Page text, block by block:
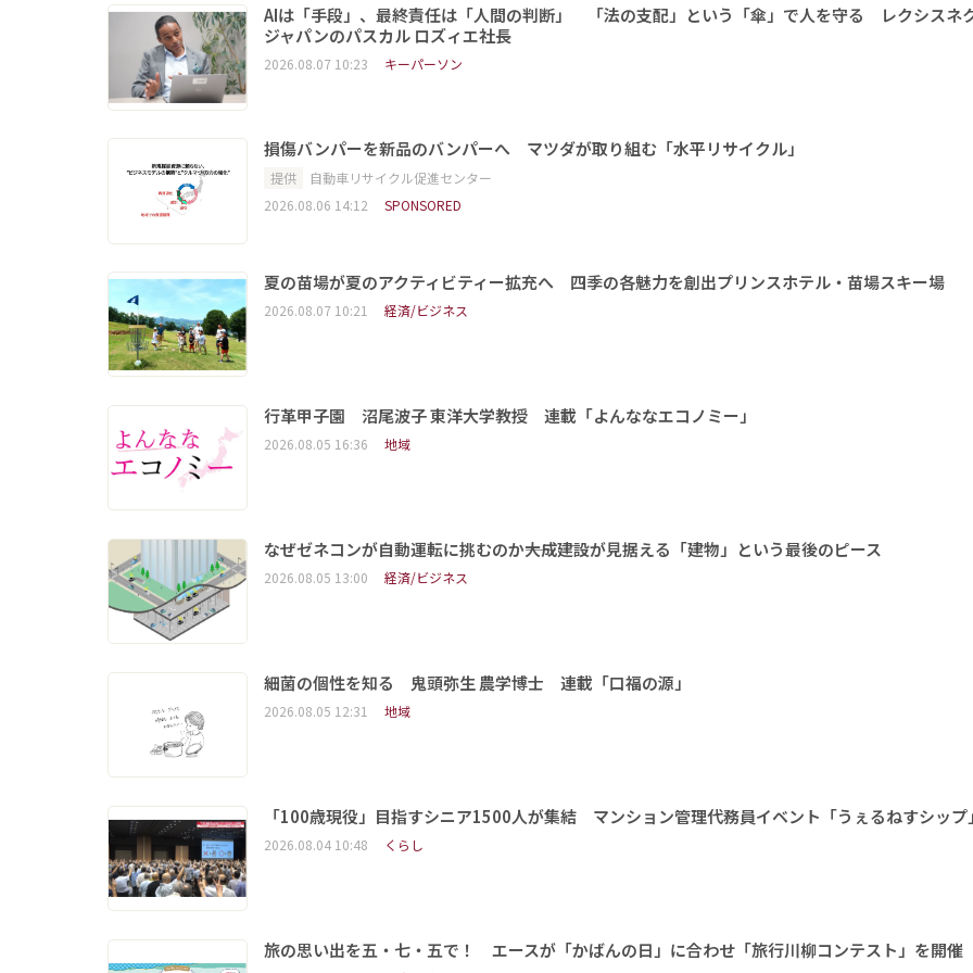
AIは「手段」、最終責任は「人間の判断」 「法の支配」という「傘」で人を守る レクシスネ
ジャパンのパスカル ロズィエ社長
2026.08.07 10:23 キーパーソン
損傷バンパーを新品のバンパーへ マツダが取り組む「水平リサイクル」
提供
自動車リサイクル促進センター
2026.08.06 14:12
SPONSORED
夏の苗場が夏のアクティビティー拡充へ 四季の各魅力を創出プリンスホテル・苗場スキー場
2026.08.07 10:21 経済/ビジネス
行革甲子園 沼尾波子 東洋大学教授 連載「よんななエコノミー」
2026.08.05 16:36 地域
なぜゼネコンが自動運転に挑むのか――大成建設が見据える「建物」という最後のピース
2026.08.05 13:00 経済/ビジネス
細菌の個性を知る 鬼頭弥生 農学博士 連載「口福の源」
2026.08.05 12:31 地域
「100歳現役」目指すシニア1500人が集結 マンション管理代務員イベント「うぇるねすシップ
2026.08.04 10:48 くらし
旅の思い出を五・七・五で！ エースが「かばんの日」に合わせ「旅行川柳コンテスト」を開催